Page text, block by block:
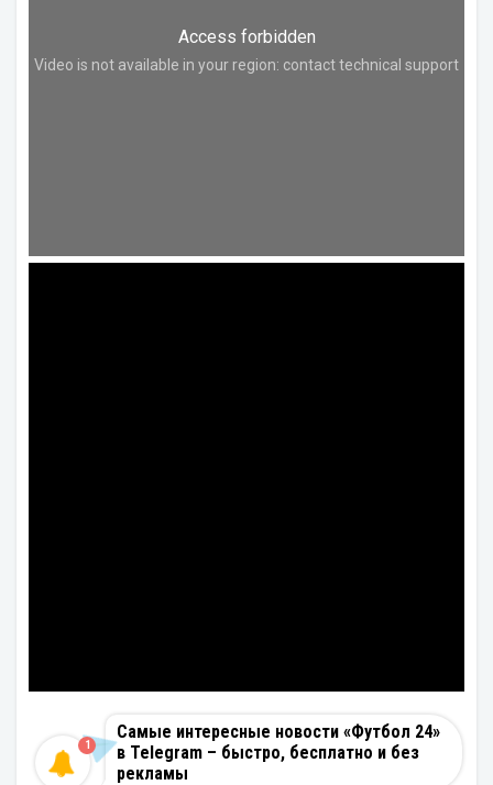
Самые интересные новости «Футбол 24»
в Telegram – быстро, бесплатно и без
рекламы
1